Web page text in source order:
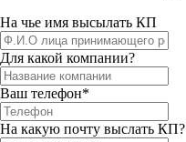
На чье имя высылать КП
Для какой компании?
Ваш телефон*
На какую почту выслать КП?